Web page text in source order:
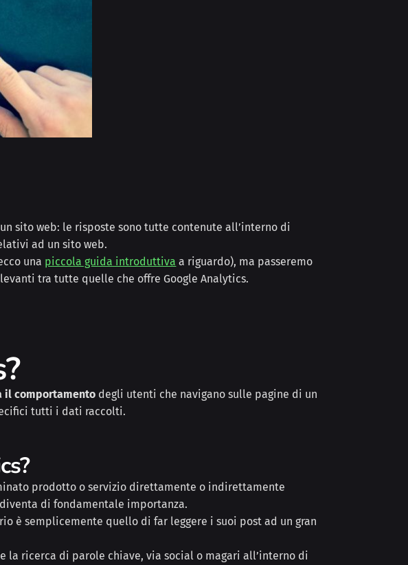
sito web: le risposte sono tutte contenute all’interno di
ad un sito web.
una piccola guida introduttiva a riguardo), ma passeremo
tra tutte quelle che offre Google Analytics.
il comportamento degli utenti che navigano sulle pagine di un
tutti i dati raccolti.
prodotto o servizio direttamente o indirettamente
diventa di fondamentale importanza.
è semplicemente quello di far leggere i suoi post ad un gran
la ricerca di parole chiave, via social o magari all’interno di